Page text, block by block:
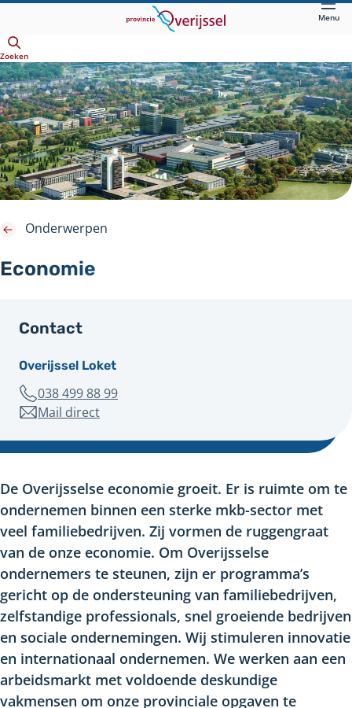
hoofdinhoud
Menu
Zoeken
Economie
Onderwerpen
Contact
Overijssel Loket
Telefoonnummer
038 499 88 99
Mail direct
De Overijsselse economie groeit. Er is ruimte om te
ondernemen binnen een sterke mkb-sector met
veel familiebedrijven. Zij vormen de ruggengraat
van de onze economie. Om Overijsselse
ondernemers te steunen, zijn er programma’s
gericht op de ondersteuning van familiebedrijven,
zelfstandige professionals, snel groeiende bedrijven
en sociale ondernemingen. Wij stimuleren innovatie
en internationaal ondernemen. We werken aan een
arbeidsmarkt met voldoende deskundige
vakmensen om onze provinciale opgaven te